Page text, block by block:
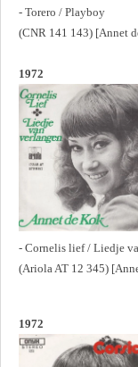
- Torero / Playboy
(CNR 141 143) [Annet
1972
- Cornelis lief / Liedje
(Ariola AT 12 345)
1972